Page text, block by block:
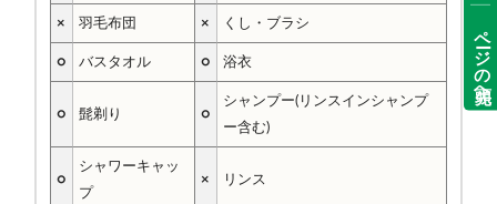
× 羽毛布団 × くし・ブラシ
○ バスタオル ○ 浴衣
○ 髭剃り ○
シャンプー(リンスインシャンプ
ー含む)
○
シャワーキャッ
プ
× リンス
ページの先頭へ